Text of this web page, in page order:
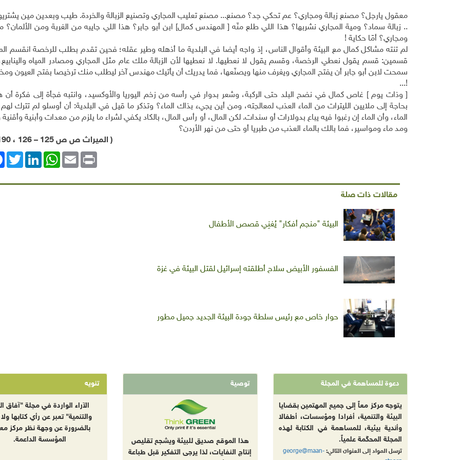
معقول يارجل؟ مصنع زبالة ومجاري؟ عم تحكي جد؟ مصنع... مصنع تعليب المجاري وتصنيع الزبالة والخردة. طيب وبعدين مين
.. زبالة سماد؟ ومية المجاري نشربها؟ هذا اللي طلع منّه [ المهندس كمال] ابن أبو جابر؟ هذا اللي جايبه من الغربة ومن الألمان؟
ومجاري؟ أمّا حكاية !
لم تنته مشاكل كمال مع البيئة وأقوال الناس، إذ واجه أيضا في البلدية ما أذهله وطير عقله؛ فحين تقدم بطلب للرخصة انقسم
قسمين: قسم يقول نعطي الرخصة، وقسم يقول لا نعطيها. لا نعطيها لأن الزبالة ملك عام مثل المجاري ومصادر المياه
سمحت لابن أبو جابر أن يفتح المجاري ويغرف منها ويصنّعها، فما يدريك أن يأتيك مهندس آخر ليطلب منك ترخيصا بفتح العيون
!...
[ وذات يوم ] غاص كمال في نضح البلد حتى الركبة، وشعر بدوار في رأسه من زخم اليوريا والأوكسيد، وانتبه فجأة إلى فكرة أن
بحاجة إلى ملايين الليترات من الماء العذب لمعالجته، ومن أين يجيء بذاك الماء؟ وتذكر ما قيل في البلدية: أن أوسلو لم تترك
الماء، وأن الماء إن رغبوا فيه يباع بدولارات أو سندات. لكن المال، أو رأس المال، بالكاد يكفي لشراء ما يلزم من معدات وأبنية
ومد ماء ومواسير، فما بالك بالماء العذب من طبريا أو حتى من نهر الأردن؟
( الميراث ص ص 125 – 126 ، 190- 191 ).
LinkedIn
WhatsAppEmail Print
مقالات ذات صلة
البيئة "منجم أفكار" يُغنِي قصص الأطفال
الفسفور الأبيض سلاح أطلقته إسرائيل لقتل البيئة في غزة
حوار خاص مع رئيس سلطة جودة البيئة الجديد جميل مطور
دعوة للمساهمة في المجلة
يتوجه مركز معاً إلى جميع المهتمين بقضايا
البيئة والتنمية، أفرادا ومؤسسات، أطفالا
وأندية بيئية، للمساهمة في الكتابة لهذه
المجلة المحكّمة علمياً.
ترسل المواد إلى العنوان التالي:george@maan-
توصية
هذا الموقع صديق للبيئة ويشجع تقليص
إنتاج النفايات، لذا يرجى التفكير قبل طباعة
تنويه
الآراء الواردة في مجلة "آفاق
والتنمية" تعبر عن رأي كتابها ولا
بالضرورة عن وجهة نظر مركز
المؤسسة الداعمة.